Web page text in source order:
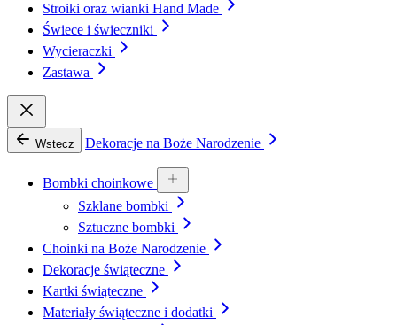
Stroiki oraz wianki Hand Made
Świece i świeczniki
Wycieraczki
Zastawa
Wstecz Dekoracje na Boże Narodzenie
Bombki choinkowe
Szklane bombki
Sztuczne bombki
Choinki na Boże Narodzenie
Dekoracje świąteczne
Kartki świąteczne
Materiały świąteczne i dodatki